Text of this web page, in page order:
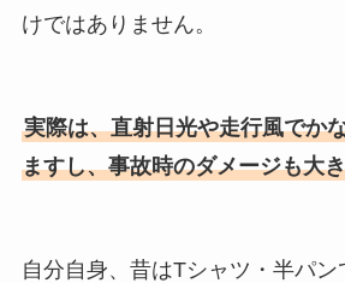
けではありません。
実際は、直射日光や走行風でか
ますし、事故時のダメージも大
自分自身、昔はTシャツ・半パ